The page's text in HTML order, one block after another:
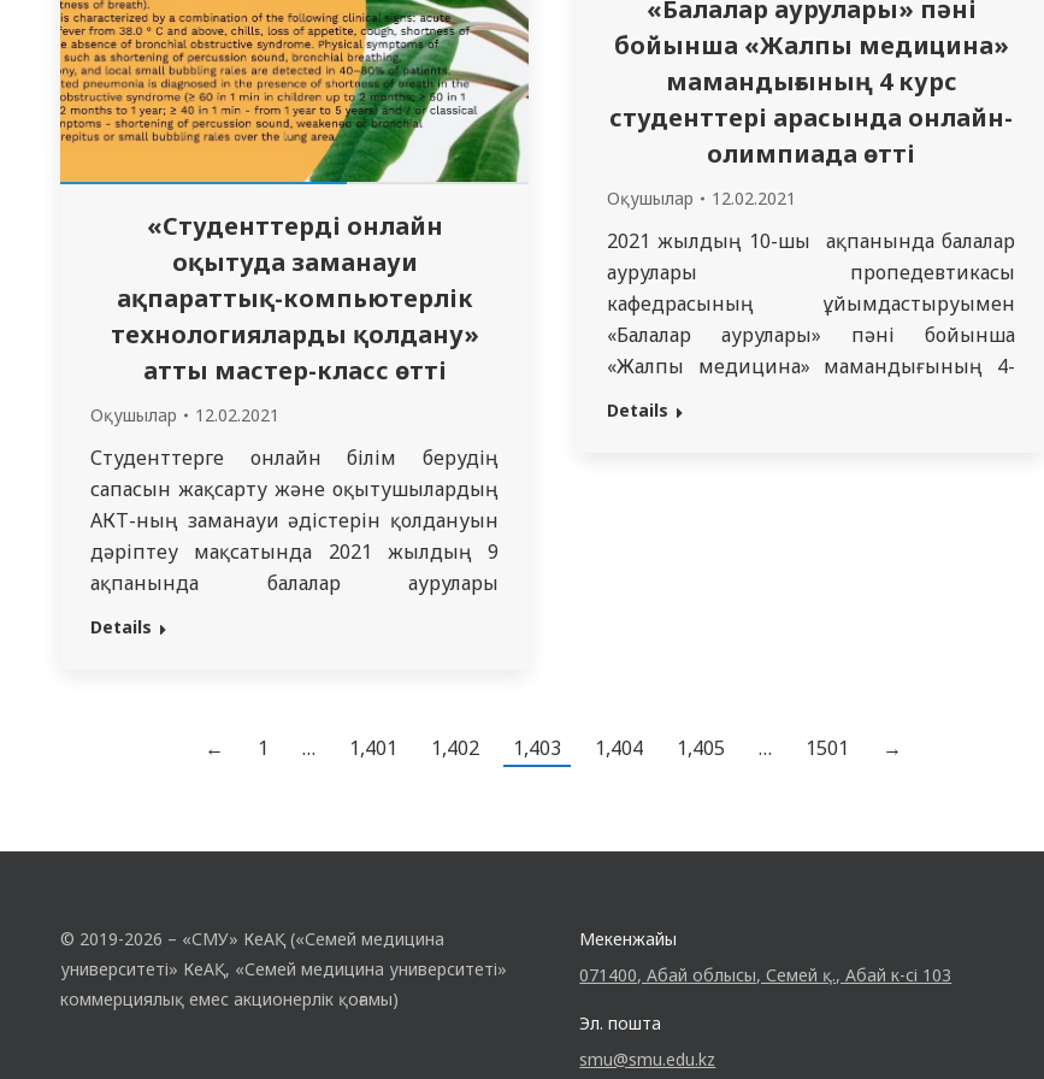
«Балалар аурулары» пәні
бойынша «Жалпы медицина»
мамандығының 4 курс
студенттері арасында онлайн-
олимпиада өтті
Оқушылар 12.02.2021
2021 жылдың 10-шы ақпанында балалар
аурулары пропедевтикасы
кафедрасының ұйымдастыруымен
«Балалар аурулары» пәні бойынша
«Жалпы медицина» мамандығының 4-
курс студенттері арасында онлайн-
Details
«Студенттерді онлайн
оқытуда заманауи
ақпараттық-компьютерлік
технологияларды қолдану»
атты мастер-класс өтті
Оқушылар 12.02.2021
Студенттерге онлайн білім берудің
сапасын жақсарту және оқытушылардың
АКТ-ның заманауи әдістерін қолдануын
дәріптеу мақсатында 2021 жылдың 9
ақпанында балалар аурулары
пропедевтикасы кафедрасында өзге
бөлімінің бас маманы Д.К. Қожахметова,
Details
← 1 … 1,401 1,402 1,403 1,404 1,405 … 1501 →
© 2019-2026 – «СМУ» КеАҚ («Семей медицина
университеті» КеАҚ, «Семей медицина университеті»
коммерциялық емес акционерлік қоғамы)
Мекенжайы
071400, Абай облысы, Семей қ., Абай к-сі 103
Эл. пошта
smu@smu.edu.kz